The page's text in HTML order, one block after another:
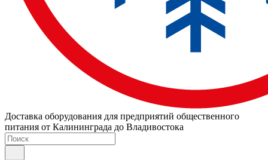
Доставка оборудования для предприятий общественного
питания от Калининграда до Владивостока